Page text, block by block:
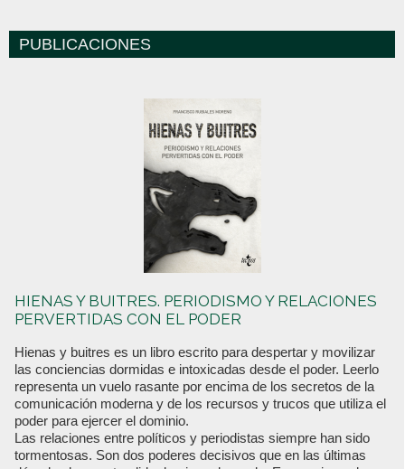
PUBLICACIONES
HIENAS Y BUITRES. PERIODISMO Y RELACIONES
PERVERTIDAS CON EL PODER
Hienas y buitres es un libro escrito para despertar y movilizar
las conciencias dormidas e intoxicadas desde el poder. Leerlo
representa un vuelo rasante por encima de los secretos de la
comunicación moderna y de los recursos y trucos que utiliza el
poder para ejercer el dominio.
Las relaciones entre políticos y periodistas siempre han sido
tormentosas. Son dos poderes decisivos que en las últimas